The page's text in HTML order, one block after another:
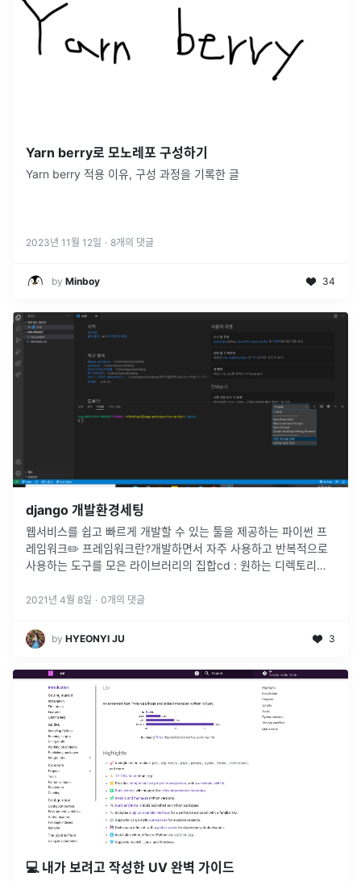
Yarn berry로 모노레포 구성하기
Yarn berry 적용 이유, 구성 과정을 기록한 글
2023년 11월 12일 · 8개의 댓글
by Minboy 34
django 개발환경세팅
웹서비스를 쉽고 빠르게 개발할 수 있는 툴을 제공하는 파이썬 프
레임워크✏️ 프레임워크란?개발하면서 자주 사용하고 반복적으로
사용하는 도구를 모은 라이브러리의 집합cd : 원하는 디렉토리로
경...
2021년 4월 8일 · 0개의 댓글
by HYEONYI JU 3
💻 내가 보려고 작성한 UV 완벽 가이드